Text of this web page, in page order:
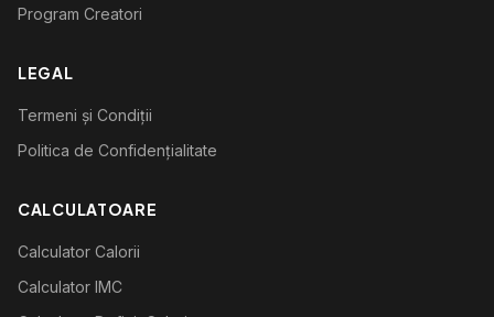
Program Creatori
LEGAL
Termeni și Condiții
Politica de Confidențialitate
CALCULATOARE
Calculator Calorii
Calculator IMC